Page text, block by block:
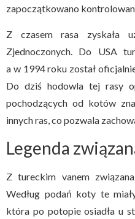
zapoczątkowano
Z czasem rasa zyskała
Zjednoczonych. Do USA
a w 1994 roku został
Do dziś hodowla tej rasy
pochodzących od kotów
innych ras, co pozwala
Legenda
Z tureckim vanem
Według podań koty te
która po potopie osiadła u